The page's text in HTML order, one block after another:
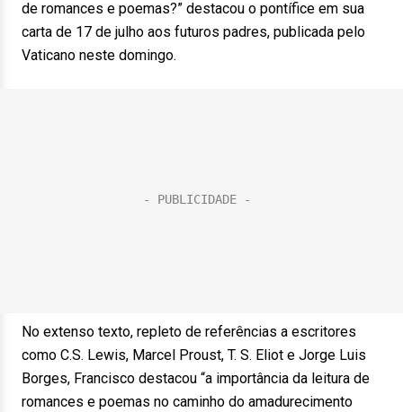
de romances e poemas?” destacou o pontífice em sua
carta de 17 de julho aos futuros padres, publicada pelo
Vaticano neste domingo.
No extenso texto, repleto de referências a escritores
como C.S. Lewis, Marcel Proust, T. S. Eliot e Jorge Luis
Borges, Francisco destacou “a importância da leitura de
romances e poemas no caminho do amadurecimento